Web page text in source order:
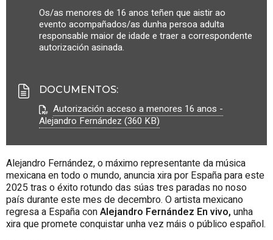
Os/as menores de 16 anos teñen que aistir ao
evento acompañados/as dunha persoa adulta
responsable maior de idade e traer a correspondente
autorización asinada.
DOCUMENTOS:
Autorización acceso a menores 16 anos -
Alejandro Fernández (360 KB)
Alejandro Fernández, o máximo representante da música
mexicana en todo o mundo, anuncia xira por España para este
2025 tras o éxito rotundo das súas tres paradas no noso
país durante este mes de decembro. O artista mexicano
regresa a España conAlejandro Fernández En vivo, unha
xira que promete conquistar unha vez máis o público español.